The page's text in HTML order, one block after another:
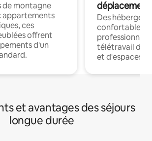
de montagne
appartements
ces
offrent
d'un
déplacement
Des
confortables
professionnels
télétravail
et d'espaces
et avantages des séjours
longue durée